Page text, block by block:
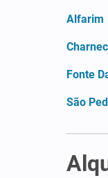
Alfarim
Fonte
São